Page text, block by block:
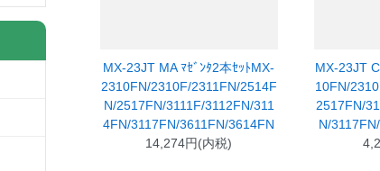
MX-23JT MA ﾏｾﾞﾝﾀ2本ｾｯﾄMX-
2310FN/2310F/2311FN/2514F
N/2517FN/3111F/3112FN/311
4FN/3117FN/3611FN/3614FN
14,274円(内税)
MX-23JT
10FN/
2517FN/
N/